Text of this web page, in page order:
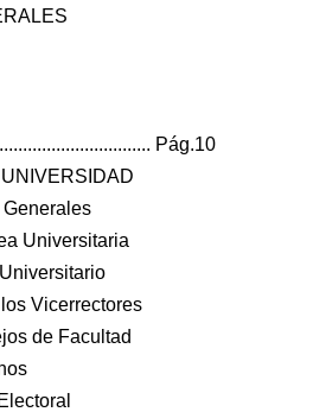
Pág.10
Universitaria
Vicerrectores
de Facultad